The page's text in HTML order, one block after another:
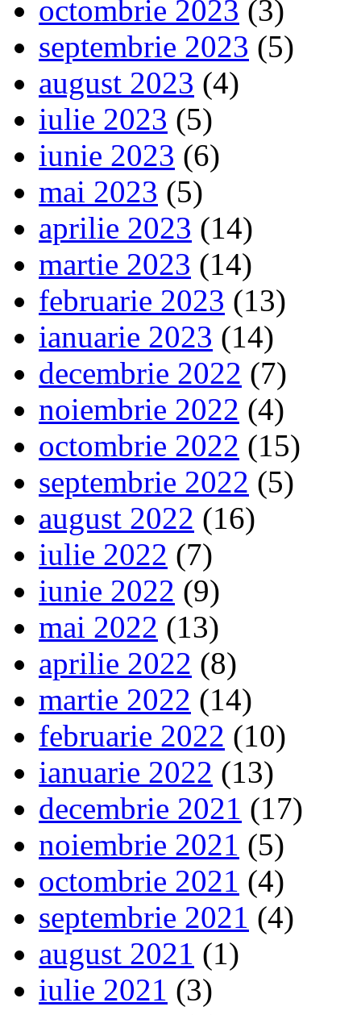
octombrie 2023 (3)
septembrie 2023 (5)
august 2023 (4)
iulie 2023 (5)
iunie 2023 (6)
mai 2023 (5)
aprilie 2023 (14)
martie 2023 (14)
februarie 2023 (13)
ianuarie 2023 (14)
decembrie 2022 (7)
noiembrie 2022 (4)
octombrie 2022 (15)
septembrie 2022 (5)
august 2022 (16)
iulie 2022 (7)
iunie 2022 (9)
mai 2022 (13)
aprilie 2022 (8)
martie 2022 (14)
februarie 2022 (10)
ianuarie 2022 (13)
decembrie 2021 (17)
noiembrie 2021 (5)
octombrie 2021 (4)
septembrie 2021 (4)
august 2021 (1)
iulie 2021 (3)